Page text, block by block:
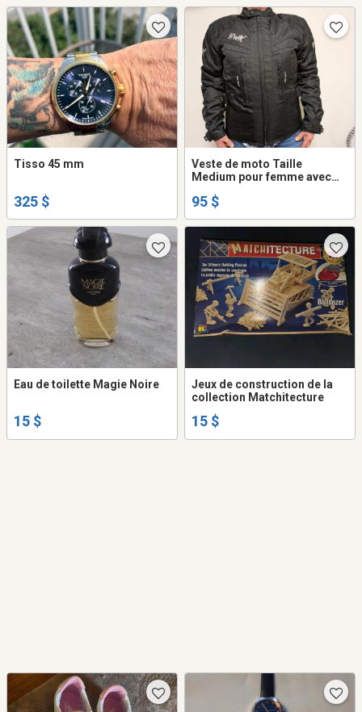
Tisso 45 mm
325 $
Veste de moto Taille
Medium pour femme avec
95 $
Eau de toilette Magie Noire
15 $
Jeux de construction de la
collection Matchitecture
15 $